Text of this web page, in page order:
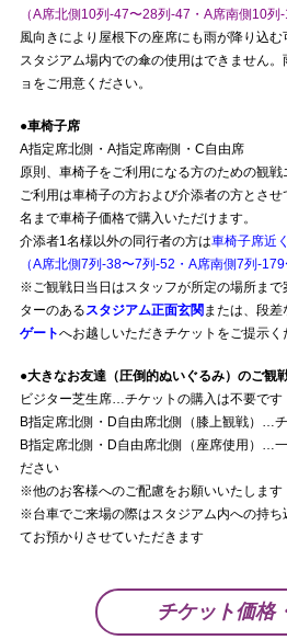
（A席北側10列-47〜28列-47・A席南側10列-
風向きにより屋根下の座席にも雨が降り込む
スタジアム場内での傘の使用はできません
ョをご用意ください。
●車椅子席
A指定席北側・A指定席南側・C自由席
原則、車椅子をご利用になる方のための観戦
ご利用は車椅子の方および介添者の方とさ
名まで車椅子価格で購入いただけます。
介添者1名様以外の同行者の方は車椅子席近
（A席北側7列-38〜7列-52・A席南側7列-179
※ご観戦日当日はスタッフが所定の場所まで
ターのある スタジアム正面玄関 または、段
ゲートへお越しいただきチケットをご提示く
●大きなお友達（圧倒的ぬいぐるみ）のご観
ビジター芝生席…チケットの購入は不要です
B指定席北側・D自由席北側（膝上観戦）…
B指定席北側・D自由席北側（座席使用）…
ださい
※他のお客様へのご配慮をお願いいたします
※台車でご来場の際はスタジアム内への持ち
てお預かりさせていただきます
チケット価格